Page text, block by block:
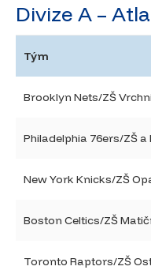
Divize A –
Tým
Brooklyn Nets/ZŠ
Philadelphia 76ers/ZŠ
New York Knicks/ZŠ
Boston Celtics/ZŠ
Toronto Raptors/ZŠ